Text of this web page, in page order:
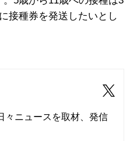
接種券を発送したいとし
々ニュースを取材、発信